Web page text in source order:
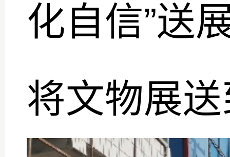
化自信”送
将文物展